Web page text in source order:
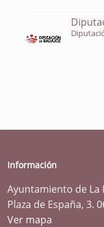
Información
Ayuntamiento de La
Plaza de España, 3.
Ver mapa